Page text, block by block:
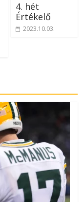
4. hét
Értékelő
2023.10.03.